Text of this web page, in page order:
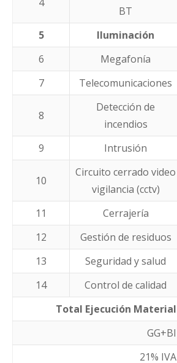
BT
5 Iluminación
6
Megafonía
7
Telecomunicaciones
8
Detección de
incendios
9 Intrusión
10
Circuito cerrado video
vigilancia (cctv)
11 Cerrajería
12
Gestión de residuos
13
Seguridad y salud
14
Control de calidad
Total Ejecución Material
GG+BI
21% IVA